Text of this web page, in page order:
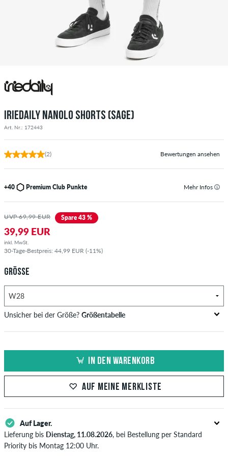
IRIEDAILY NANOLO SHORTS (SAGE)
Art. Nr.: 172443
(2) Bewertungen ansehen
+40 Premium Club Punkte Mehr Infos
UVP 69,99 EUR Spare 43 %
39,99 EUR
inkl. MwSt.
30-Tage-Bestpreis: 44,99 EUR (-11%)
GRÖSSE
Unsicher bei der Größe? Größentabelle
66-69
71-73,5
M 32-33
L 34
IN DEN WARENKORB
AUF MEINE MERKLISTE
Auf Lager.
Lieferung bis Dienstag, 11.08.2026, bei Bestellung per Standard
Priority bis Montag 12:00 Uhr.